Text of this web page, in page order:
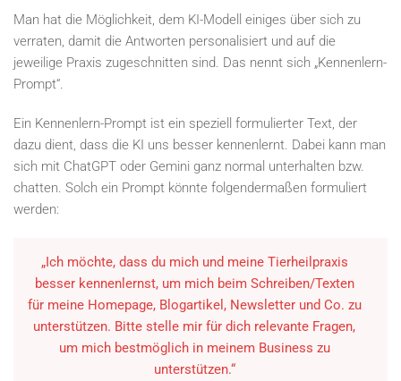
Man hat die Möglichkeit, dem KI-Modell einiges über sich zu
verraten, damit die Antworten personalisiert und auf die
jeweilige Praxis zugeschnitten sind. Das nennt sich „Kennenlern-
Prompt“.
Ein Kennenlern-Prompt ist ein speziell formulierter Text, der
dazu dient, dass die KI uns besser kennenlernt. Dabei kann man
sich mit ChatGPT oder Gemini ganz normal unterhalten bzw.
chatten. Solch ein Prompt könnte folgendermaßen formuliert
werden:
„Ich möchte, dass du mich und meine Tierheilpraxis
besser kennenlernst, um mich beim Schreiben/Texten
für meine Homepage, Blogartikel, Newsletter und Co. zu
unterstützen. Bitte stelle mir für dich relevante Fragen,
um mich bestmöglich in meinem Business zu
unterstützen.“